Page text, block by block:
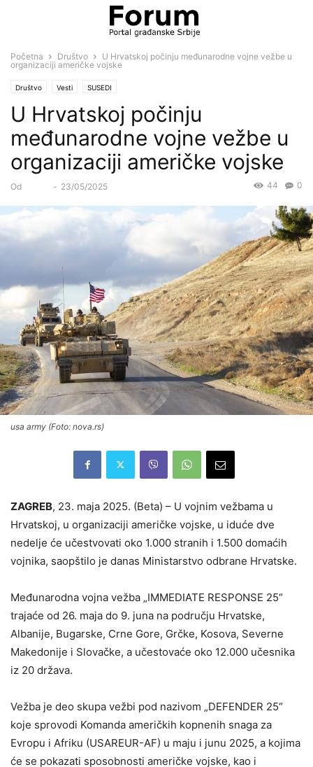
Početna Društvo
U Hrvatskoj počinju međunarodne vojne vežbe u
organizaciji američke vojske
Društvo Vesti SUSEDI
U Hrvatskoj počinju
međunarodne vojne vežbe u
organizaciji američke vojske
Od - 23/05/2025 0
44
usa army (Foto: nova.rs)
ZAGREB, 23. maja 2025. (Beta) – U vojnim vežbama u
Hrvatskoj, u organizaciji američke vojske, u iduće dve
nedelje će učestvovati oko 1.000 stranih i 1.500 domaćih
vojnika, saopštilo je danas Ministarstvo odbrane Hrvatske.
Međunarodna vojna vežba „IMMEDIATE RESPONSE 25“
trajaće od 26. maja do 9. juna na području Hrvatske,
Albanije, Bugarske, Crne Gore, Grčke, Kosova, Severne
Makedonije i Slovačke, a učestovaće oko 12.000 učesnika
iz 20 država.
Vežba je deo skupa vežbi pod nazivom „DEFENDER 25“
koje sprovodi Komanda američkih kopnenih snaga za
Evropu i Afriku (USAREUR-AF) u maju i junu 2025, a kojima
će se pokazati sposobnosti američke vojske, kao i